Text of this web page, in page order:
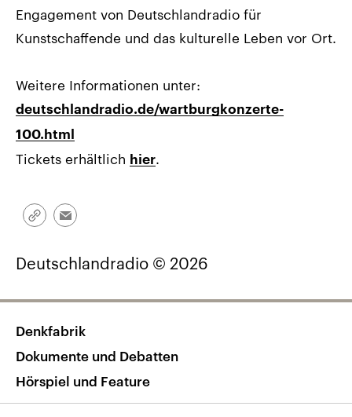
Engagement von Deutschlandradio für
Kunstschaffende und das kulturelle Leben vor Ort.
Weitere Informationen unter:
deutschlandradio.de/wartburgkonzerte-
100.html
Tickets erhältlich hier.
Link
Email
Deutschlandradio © 2026
Denkfabrik
Dokumente und Debatten
Hörspiel und Feature